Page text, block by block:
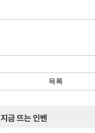
목록
지금 뜨는 인벤